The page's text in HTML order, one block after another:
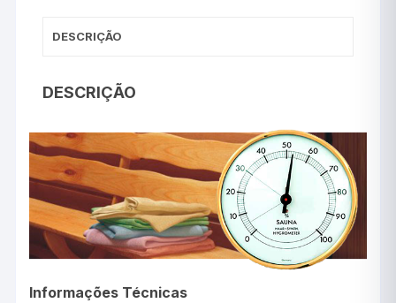
DESCRIÇÃO
DESCRIÇÃO
Informações Técnicas